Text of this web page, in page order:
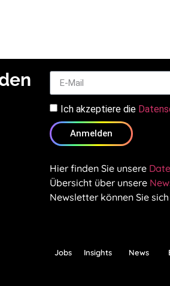
Ich akzeptiere die
Anmelden
Hier finden Sie unsere
Übersicht über unsere
Newsletter können Sie
Jobs Insights News